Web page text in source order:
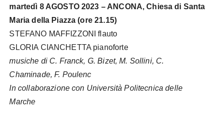
martedì 8 AGOSTO 2023 – ANCONA, Chiesa di Santa
Maria della Piazza (ore 21.15)
STEFANO MAFFIZZONI flauto
GLORIA CIANCHETTA pianoforte
musiche di C. Franck, G. Bizet, M. Sollini, C.
Chaminade, F. Poulenc
In collaborazione con Università Politecnica delle
Marche